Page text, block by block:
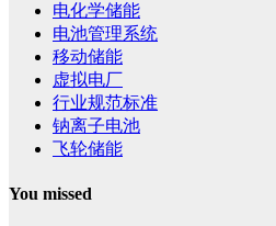
电化学储能
电池管理系统
移动储能
虚拟电厂
行业规范标准
钠离子电池
飞轮储能
You missed